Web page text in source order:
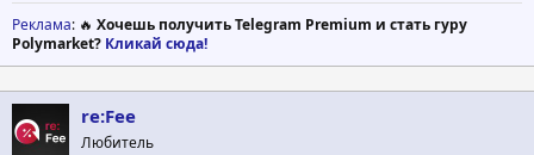
Реклама: 🔥 Хочешь получить Telegram Premium и стать гуру
Polymarket? Кликай сюда!
re:Fee
Любитель